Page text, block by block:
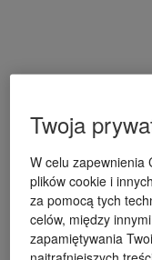
Twoja
W celu zapewnienia
plików cookie i
za pomocą tych
celów, między
zapamiętywania